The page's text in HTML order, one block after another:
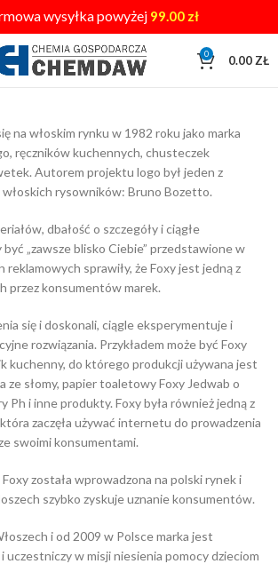
wysyłka powyżej 99.00 zł
0 0.00 ZŁ
na włoskim rynku w 1982 roku jako marka
ręczników kuchennych, chusteczek
Autorem projektu logo był jeden z
włoskich rysowników: Bruno Bozetto.
dbałość o szczegóły i ciągłe
być „zawsze blisko Ciebie” przedstawione w
reklamowych sprawiły, że Foxy jest jedną z
przez konsumentów marek.
się i doskonali, ciągle eksperymentuje i
rozwiązania. Przykładem może być Foxy
kuchenny, do którego produkcji używana jest
ze słomy, papier toaletowy Foxy Jedwab o
Ph i inne produkty. Foxy była również jedną z
zaczęła używać internetu do prowadzenia
swoimi konsumentami.
została wprowadzona na polski rynek i
szybko zyskuje uznanie konsumentów.
i od 2009 w Polsce marka jest
uczestniczy w misji niesienia pomocy dzieciom